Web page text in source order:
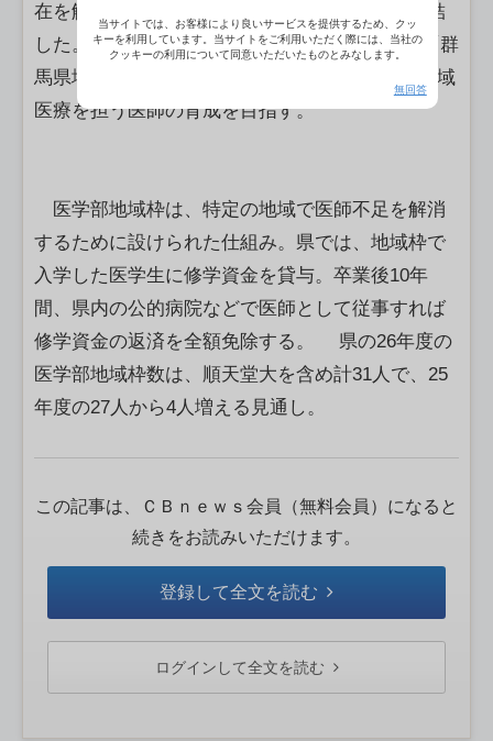
在を解消するため医師の養成に関する協定を締結
した。 2026年度から 同大医学部の入学定員に「群
馬県地域枠」（1人）を新設。相互に協力して地域
医療を担う医師の育成を目指す。
医学部地域枠は、特定の地域で医師不足を解消
するために設けられた仕組み。県では、地域枠で
入学した医学生に修学資金を貸与。卒業後10年
間、県内の公的病院などで医師として従事すれば
修学資金の返済を全額免除する。 県の26年度の
医学部地域枠数は、順天堂大を含め計31人で、25
年度の27人から4人増える見通し。
この記事は、ＣＢｎｅｗｓ会員（無料会員）になると
続きをお読みいただけます。
登録して全文を読む
ログインして全文を読む
当サイトでは、お客様により良いサービスを提供するため、クッ
キーを利用しています。当サイトをご利用いただく際には、当社の
クッキーの利用について同意いただいたものとみなします。
無回答